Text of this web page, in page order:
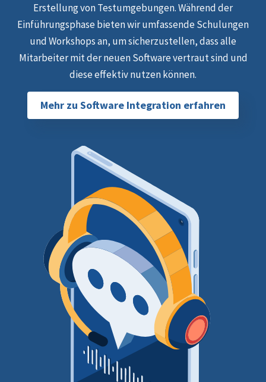
Erstellung von Testumgebungen. Während der
Einführungsphase bieten wir umfassende Schulungen
und Workshops an, um sicherzustellen, dass alle
Mitarbeiter mit der neuen Software vertraut sind und
diese effektiv nutzen können.
Mehr zu Software Integration erfahren